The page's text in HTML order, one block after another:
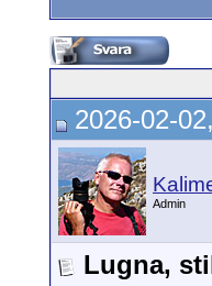
2026-02-
Admin
Lugna,